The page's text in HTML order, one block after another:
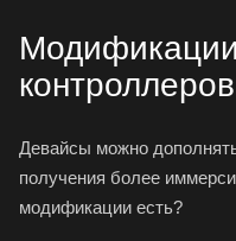
контроллеров
Девайсы можно
получения более
модификации есть?